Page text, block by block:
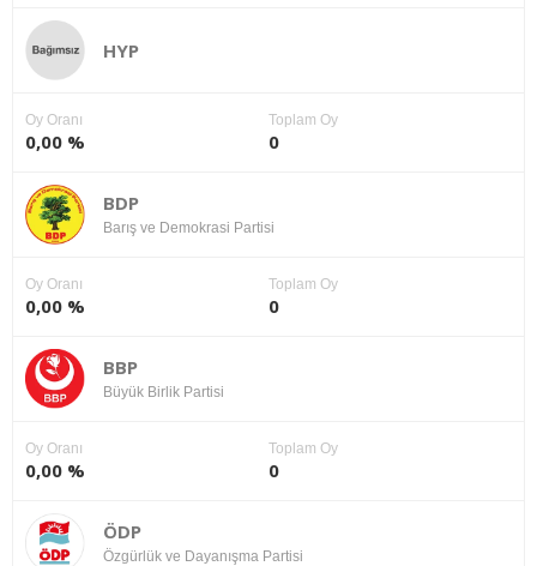
HYP
Oy Oranı
0,00 %
Toplam Oy
0
BDP
Barış ve Demokrasi Partisi
Oy Oranı
0,00 %
Toplam Oy
0
BBP
Büyük Birlik Partisi
Oy Oranı
0,00 %
Toplam Oy
0
ÖDP
Özgürlük ve Dayanışma Partisi